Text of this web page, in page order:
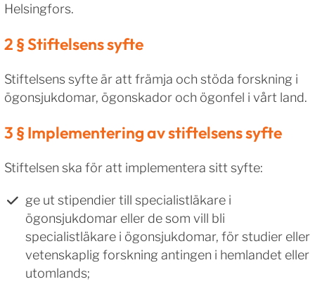
Helsingfors.
2 § Stiftelsens syfte
Stiftelsens syfte är att främja och stöda forskning i
ögonsjukdomar, ögonskador och ögonfel i vårt land.
3 § Implementering av stiftelsens syfte
Stiftelsen ska för att implementera sitt syfte:
ge ut stipendier till specialistläkare i
ögonsjukdomar eller de som vill bli
specialistläkare i ögonsjukdomar, för studier eller
vetenskaplig forskning antingen i hemlandet eller
utomlands;